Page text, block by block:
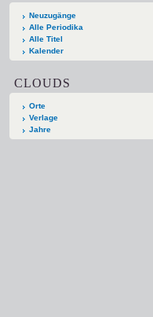
Neuzugänge
Alle Periodika
Alle Titel
Kalender
CLOUDS
Orte
Verlage
Jahre